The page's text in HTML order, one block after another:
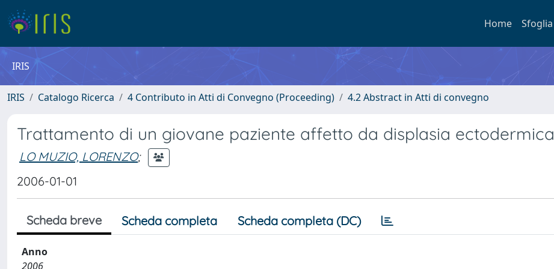
Home Sfoglia
IRIS
IRIS Catalogo Ricerca 4 Contributo in Atti di Convegno (Proceeding) 4.2 Abstract in Atti di convegno
Trattamento di un giovane paziente affetto da displasia ectodermica
LO MUZIO, LORENZO;
2006-01-01
Scheda breve Scheda completa Scheda completa (DC)
Anno
2006